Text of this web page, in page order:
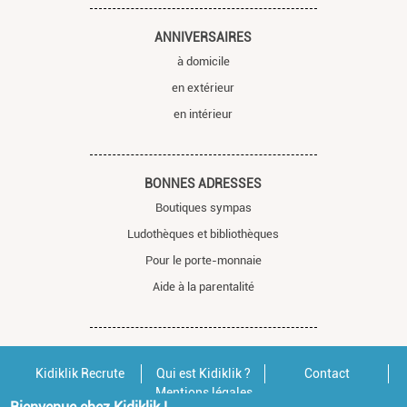
ANNIVERSAIRES
à domicile
en extérieur
en intérieur
BONNES ADRESSES
Boutiques sympas
Ludothèques et bibliothèques
Pour le porte-monnaie
Aide à la parentalité
Kidiklik Recrute Qui est Kidiklik ?
Contact
Mentions légales